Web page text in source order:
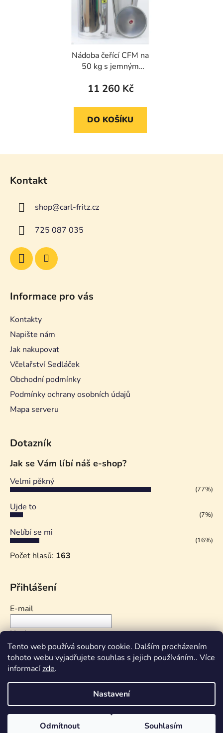
Tento web používá soubory cookie. Dalším procházením
tohoto webu vyjadřujete souhlas s jejich používáním.. Více
informacízde.
Nastavení
Odmítnout Souhlasím
Nádoba čeřící CFM na
50 kg s jemným
11 260 Kč
DO KOŠÍKU
Kontakt
shop@carl-fritz.cz
725 087 035
Informace pro vás
Kontakty
Napište nám
Jak nakupovat
Včelařství Sedláček
Obchodní podmínky
Podmínky ochrany osobních údajů
Mapa serveru
Dotazník
Jak se Vám líbí náš e-shop?
Velmi pěkný
(77%)
Ujde to
(7%)
Nelíbí se mi
(16%)
Počet hlasů: 163
Přihlášení
E-mail
Heslo
PŘIHLÁSIT SE
Nová registraceZapomenuté heslo
Vytvořil Shoptet ve spolupráci s MarkMedia